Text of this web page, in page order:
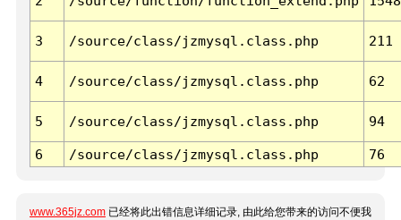
3 /source/class/jzmysql.class.php 211
4 /source/class/jzmysql.class.php 62
5 /source/class/jzmysql.class.php 94
6 /source/class/jzmysql.class.php 76
www.365jz.com 已经将此出错信息详细记录, 由此给您带来的访问不便我